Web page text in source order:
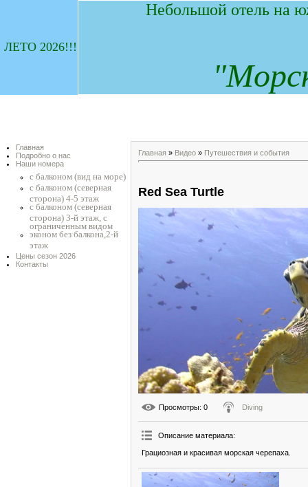
ЛЕТО 2026!!!
Небольшой отель на
"М
Главная
Подробно о нас
Наши номера
с балконом (вид на море)
с балконом (северная
сторона) 4-5 этаж
с балконом (северная
сторона) 3-й этаж, с
ограниченным видом
эконом без балкона,2-й
этаж
Цены сезон 2026
Контакты
Главная » Видео » Путешествия и события
Red Sea Turtle
Просмотры: 0 Diving
Описание материала:
Грациозная и красивая морская черепаха.